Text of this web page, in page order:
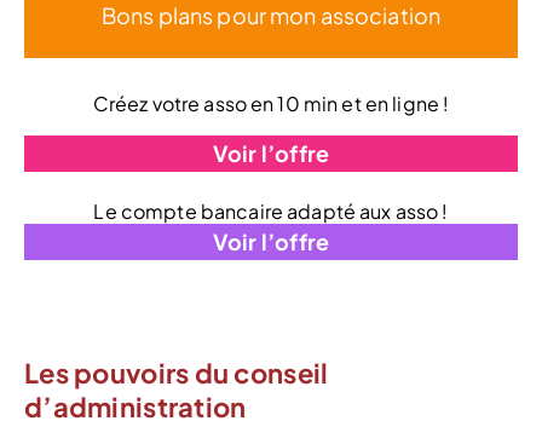
Bons plans pour mon association
Créez votre asso en 10 min et en ligne !
Voir l’offre
Le compte bancaire adapté aux asso !
Voir l’offre
Les pouvoirs du conseil
d’administration